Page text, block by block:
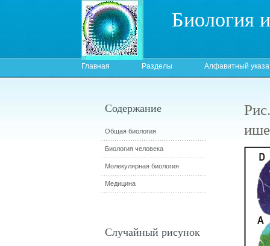
Биология
Главная Разделы Алфавитный
Содержание
Общая биология
Биология человека
Молекулярная биология
Медицина
Случайный рисунок